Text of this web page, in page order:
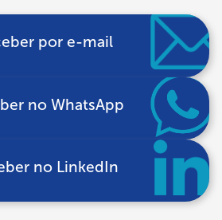
por e-mail
no WhatsApp
no LinkedIn